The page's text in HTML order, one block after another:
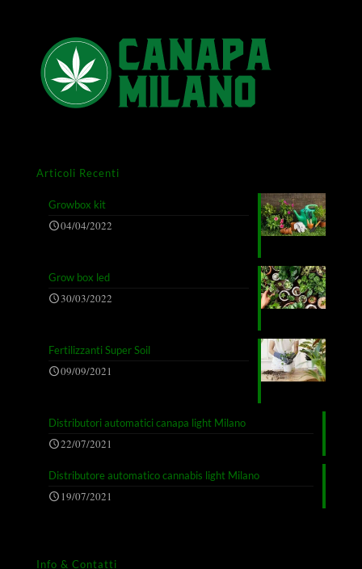
Articoli Recenti
Growbox kit
04/04/2022
Grow box led
30/03/2022
Fertilizzanti Super Soil
09/09/2021
Distributori automatici canapa light Milano
22/07/2021
Distributore automatico cannabis light Milano
19/07/2021
Info & Contatti